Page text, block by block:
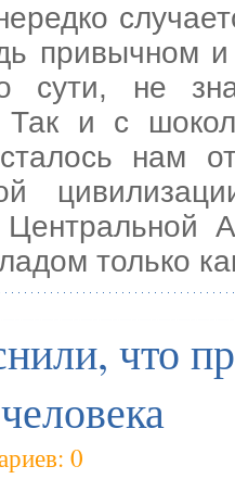
привычном
сути, не
Так и с
нам
только
что
0